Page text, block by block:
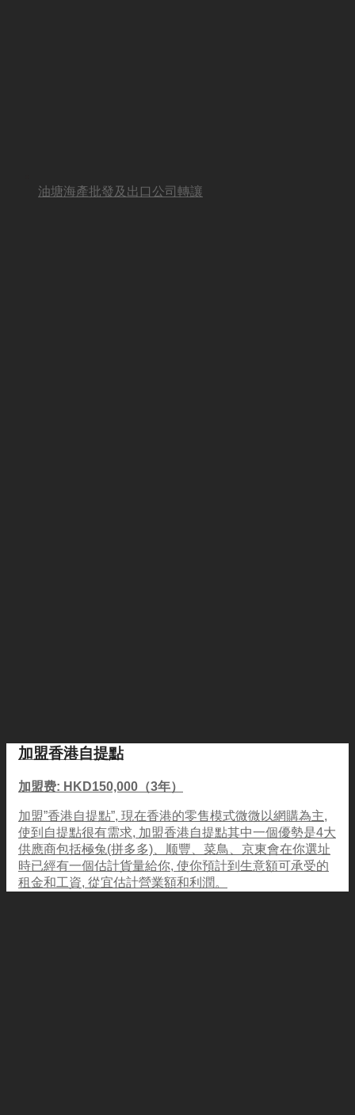
油塘海產批發及出口公司轉讓
加盟香港自提點
加盟费: HKD150,000（3年）
加盟”香港自提點”, 現在香港的零售模式微微以網購為主,
使到自提點很有需求, 加盟香港自提點其中一個優勢是4大
供應商包括極兔(拼多多)、顺豐、菜鳥、京東會在你選址
時已經有一個估計貨量給你, 使你預計到生意額可承受的
租金和工資, 從宜估計營業額和利潤。